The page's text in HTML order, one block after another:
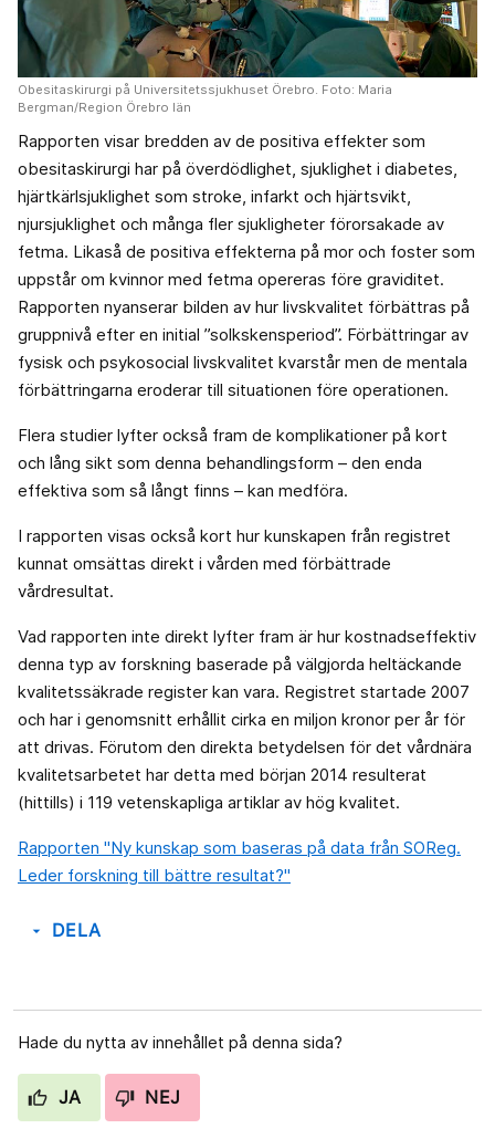
Obesitaskirurgi på Universitetssjukhuset Örebro. Foto: Maria
Bergman/Region Örebro län
Rapporten visar bredden av de positiva effekter som
obesitaskirurgi har på överdödlighet, sjuklighet i diabetes,
hjärtkärlsjuklighet som stroke, infarkt och hjärtsvikt,
njursjuklighet och många fler sjukligheter förorsakade av
fetma. Likaså de positiva effekterna på mor och foster som
uppstår om kvinnor med fetma opereras före graviditet.
Rapporten nyanserar bilden av hur livskvalitet förbättras på
gruppnivå efter en initial ”solkskensperiod”. Förbättringar av
fysisk och psykosocial livskvalitet kvarstår men de mentala
förbättringarna eroderar till situationen före operationen.
Flera studier lyfter också fram de komplikationer på kort
och lång sikt som denna behandlingsform – den enda
effektiva som så långt finns – kan medföra.
I rapporten visas också kort hur kunskapen från registret
kunnat omsättas direkt i vården med förbättrade
vårdresultat.
Vad rapporten inte direkt lyfter fram är hur kostnadseffektiv
denna typ av forskning baserade på välgjorda heltäckande
kvalitetssäkrade register kan vara. Registret startade 2007
och har i genomsnitt erhållit cirka en miljon kronor per år för
att drivas. Förutom den direkta betydelsen för det vårdnära
kvalitetsarbetet har detta med början 2014 resulterat
(hittills) i 119 vetenskapliga artiklar av hög kvalitet.
Rapporten "Ny kunskap som baseras på data från SOReg.
Leder forskning till bättre resultat?"
arrow_drop_down DELA
Hade du nytta av innehållet på denna sida?
JA NEJ